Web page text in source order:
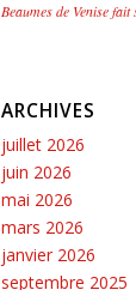
Beaumes de Venise
ARCHIVES
juillet 2026
juin 2026
mai 2026
mars 2026
janvier 2026
septembre 2025